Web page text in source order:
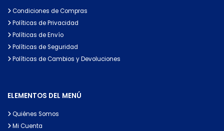
Condiciones de Compras
Políticas de Privacidad
Políticas de Envío
Políticas de Seguridad
Políticas de Cambios y Devoluciones
ELEMENTOS DEL MENÚ
Quiénes Somos
Mi Cuenta